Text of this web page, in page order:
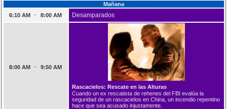
Mañana
6:10 AM
- 8:00 AM Desamparados
8:00 AM - 9:50 AM
Rascacielos: Rescate en las Alturas
Cuando un ex rescatista de rehenes del FBI evalúa la
seguridad de un rascacielos en China, un incendio repentino
hace que sea acusado injustamente.